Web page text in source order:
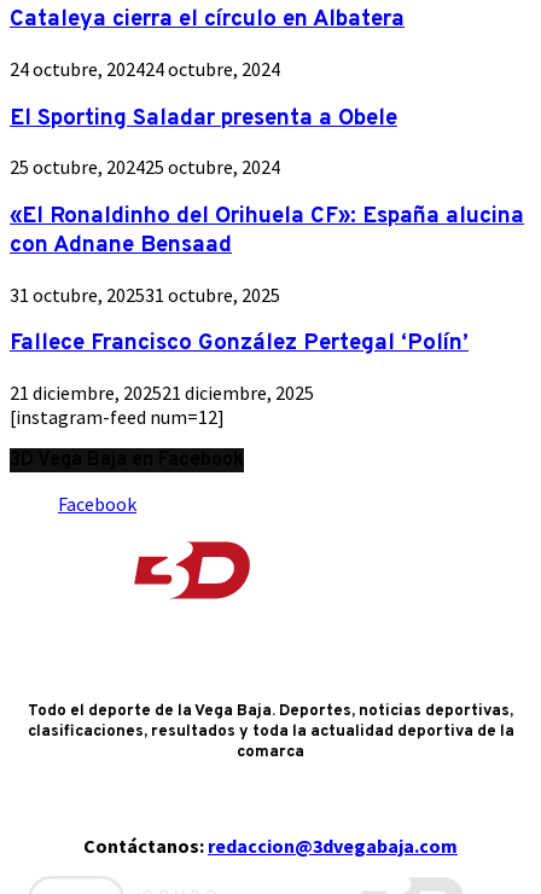
Cataleya cierra el círculo en Albatera
24 octubre, 202424 octubre, 2024
El Sporting Saladar presenta a Obele
25 octubre, 202425 octubre, 2024
«El Ronaldinho del Orihuela CF»: España alucina
con Adnane Bensaad
31 octubre, 202531 octubre, 2025
Fallece Francisco González Pertegal ‘Polín’
21 diciembre, 202521 diciembre, 2025
[instagram-feed num=12]
Facebook
Todo el deporte de la Vega Baja. Deportes, noticias deportivas,
clasificaciones, resultados y toda la actualidad deportiva de la
comarca
Contáctanos: redaccion@3dvegabaja.com